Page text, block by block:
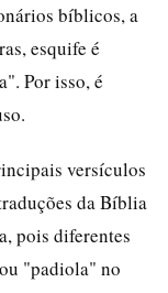
bíblicos, a
esquife é
Por isso, é
versículos
da Bíblia
pois diferentes
"padiola" no